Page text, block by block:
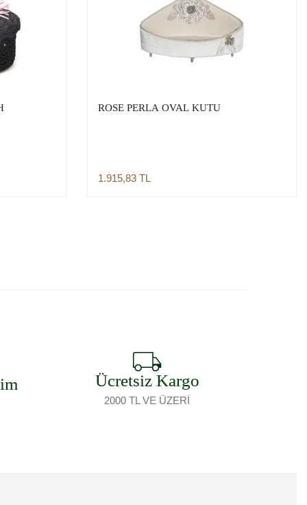
ROSE PERLA OVAL KUTU
1.915,83 TL
Ücretsiz Kargo
2000 TL VE ÜZERİ